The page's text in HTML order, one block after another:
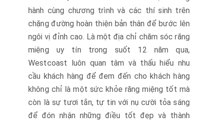
hành cùng chương trình và các thí sinh trên
chặng đường hoàn thiện bản thân để bước lên
ngôi vị đỉnh cao. Là một địa chỉ chăm sóc răng
miệng uy tín trong suốt 12 năm qua,
Westcoast luôn quan tâm và thấu hiểu nhu
cầu khách hàng để đem đến cho khách hàng
không chỉ là một sức khỏe răng miệng tốt mà
còn là sự tươi tắn, tự tin với nụ cười tỏa sáng
để đón nhận những điều tốt đẹp và thành